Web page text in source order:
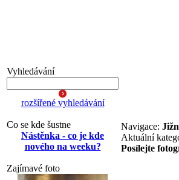
Vyhledávání
rozšířené vyhledávání
Co se kde šustne
Nástěnka - co je kde
nového na weeku?
Zajímavé foto
Navigace:
Aktuální
Posílejte